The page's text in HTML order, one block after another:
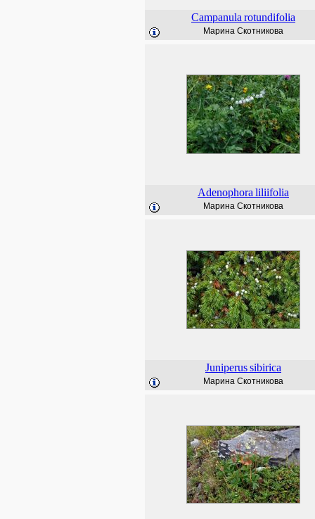
Campanula rotundifolia
Марина Скотникова
Adenophora liliifolia
Марина Скотникова
Juniperussibirica
Марина Скотникова